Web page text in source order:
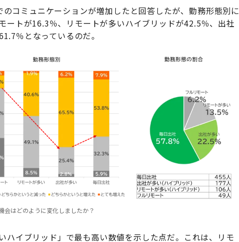
コミュニケーションが増加したと回答したが、勤務形態別に
ートが16.3％、リモートが多いハイブリッドが42.5％、出社
％となっているのだ。
会はどのように変化しましたか？
ハイブリッド」で最も高い数値を示した点だ。これは、リモ